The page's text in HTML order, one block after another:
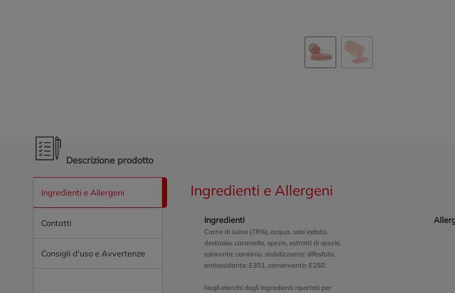
Descrizione prodotto
Ingredienti e Allergeni
Contatti
Consigli d'uso e Avvertenze
Ingredienti e Allergeni
Ingredienti
Carne di suino (78%), acqua, sale iodato,
destrosio, caramello, spezie, estratti di spezie,
colorante: carminio, stabilizzante: difosfato,
antiossidante: E301, conservante: E250.
Negli elenchi degli ingredienti riportati per